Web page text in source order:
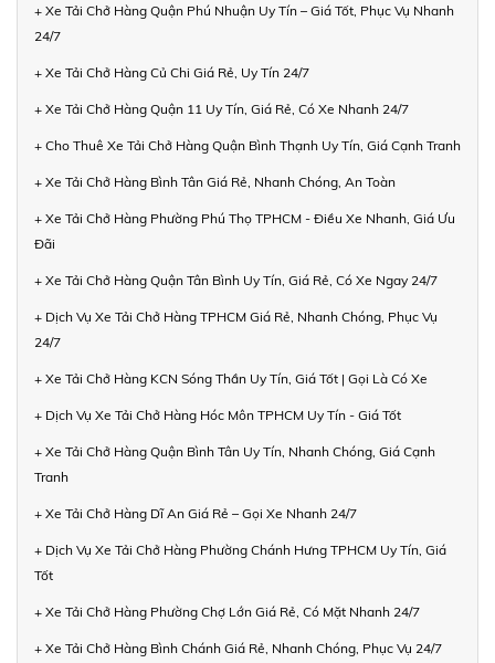
+ Xe Tải Chở Hàng Quận Phú Nhuận Uy Tín – Giá Tốt, Phục Vụ Nhanh
24/7
+ Xe Tải Chở Hàng Củ Chi Giá Rẻ, Uy Tín 24/7
+ Xe Tải Chở Hàng Quận 11 Uy Tín, Giá Rẻ, Có Xe Nhanh 24/7
+ Cho Thuê Xe Tải Chở Hàng Quận Bình Thạnh Uy Tín, Giá Cạnh Tranh
+ Xe Tải Chở Hàng Bình Tân Giá Rẻ, Nhanh Chóng, An Toàn
+ Xe Tải Chở Hàng Phường Phú Thọ TPHCM - Điều Xe Nhanh, Giá Ưu
Đãi
+ Xe Tải Chở Hàng Quận Tân Bình Uy Tín, Giá Rẻ, Có Xe Ngay 24/7
+ Dịch Vụ Xe Tải Chở Hàng TPHCM Giá Rẻ, Nhanh Chóng, Phục Vụ
24/7
+ Xe Tải Chở Hàng KCN Sóng Thần Uy Tín, Giá Tốt | Gọi Là Có Xe
+ Dịch Vụ Xe Tải Chở Hàng Hóc Môn TPHCM Uy Tín - Giá Tốt
+ Xe Tải Chở Hàng Quận Bình Tân Uy Tín, Nhanh Chóng, Giá Cạnh
Tranh
+ Xe Tải Chở Hàng Dĩ An Giá Rẻ – Gọi Xe Nhanh 24/7
+ Dịch Vụ Xe Tải Chở Hàng Phường Chánh Hưng TPHCM Uy Tín, Giá
Tốt
+ Xe Tải Chở Hàng Phường Chợ Lớn Giá Rẻ, Có Mặt Nhanh 24/7
+ Xe Tải Chở Hàng Bình Chánh Giá Rẻ, Nhanh Chóng, Phục Vụ 24/7